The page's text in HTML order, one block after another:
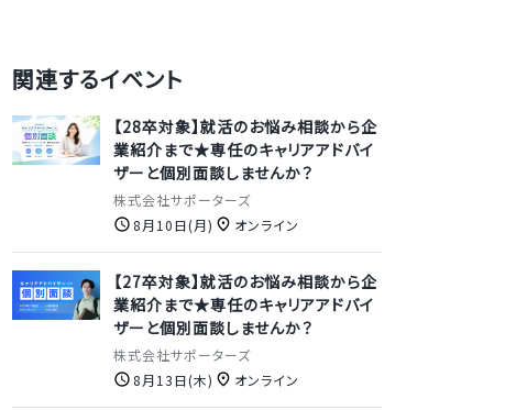
関連するイベント
【28卒対象】就活のお悩み相談から企
業紹介まで★専任のキャリアアドバイ
ザーと個別面談しませんか？
株式会社サポーターズ
8月10日(月)
オンライン
【27卒対象】就活のお悩み相談から企
業紹介まで★専任のキャリアアドバイ
ザーと個別面談しませんか？
株式会社サポーターズ
8月13日(木)
オンライン